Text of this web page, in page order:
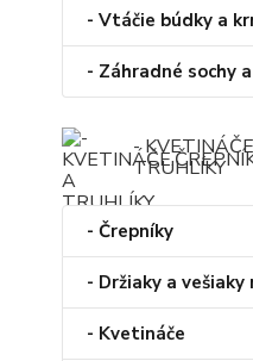
- Vtáčie búdky a
- Záhradné sochy
-
TRUHLÍKY
- Črepníky
- Držiaky a
- Kvetináče